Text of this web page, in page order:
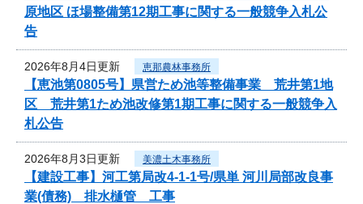
原地区 ほ場整備第12期工事に関する一般競争入札公
告
2026年8月4日更新 恵那農林事務所
【恵池第0805号】県営ため池等整備事業 荒井第1地
区 荒井第1ため池改修第1期工事に関する一般競争入
札公告
2026年8月3日更新 美濃土木事務所
【建設工事】河工第局改4-1-1号/県単 河川局部改良事
業(債務) 排水樋管 工事